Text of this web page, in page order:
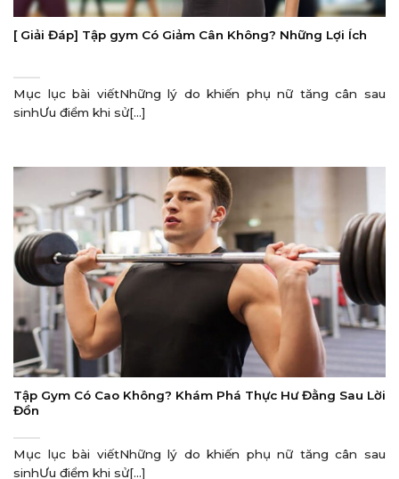
[ Giải Đáp] Tập gym Có Giảm Cân Không? Những Lợi Ích
Mục lục bài viếtNhững lý do khiến phụ nữ tăng cân sau
sinhƯu điểm khi sử[...]
Tập Gym Có Cao Không? Khám Phá Thực Hư Đằng Sau Lời
Đồn
Mục lục bài viếtNhững lý do khiến phụ nữ tăng cân sau
sinhƯu điểm khi sử[...]